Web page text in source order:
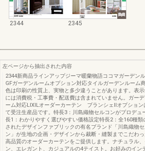
2344 2345
左ページから抽出された内容
2344新商品ラインアップジーマ暖蘭物語ココマガーデン
GFガーデンルームオプション対応タイルガーデンルーム
色は印刷の性質上、実物と多少違うことがあります。表
には消費税・工事費・配送費は含まれていません。ガー
ーム対応LIXILオーダーカーテン ブランシェⅡオプション
て受注生産品です。特長3：川島織物セルコンがプロデュ
長1：わかりやすく選びやすい価格設定特長2：全160種類
されたデザインファブリックの有名ブランド「川島織物セ
ン」が生地の企画・デザインから裁断・縫製までこだわっ
高品質のオーダーカーテンをご提供します。ナチュラル
ン、エレガント、カジュアルの4テイスト。お好みのイン